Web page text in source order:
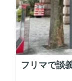
フリマで談